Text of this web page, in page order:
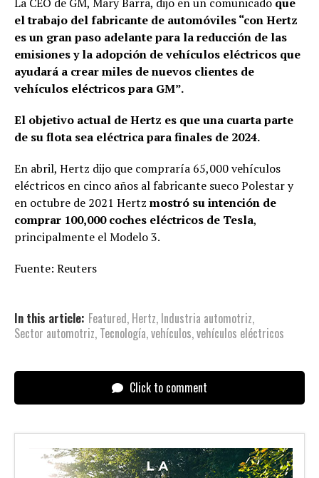
el trabajo del fabricante de automóviles “con Hertz
es un gran paso adelante para la reducción de las
emisiones y la adopción de vehículos eléctricos que
ayudará a crear miles de nuevos clientes de
vehículos eléctricos para GM”.
El objetivo actual de Hertz es que una cuarta parte
de su flota sea eléctrica para finales de 2024.
En abril, Hertz dijo que compraría 65,000 vehículos
eléctricos en cinco años al fabricante sueco Polestar y
en octubre de 2021 Hertz mostró su intención de
comprar 100,000 coches eléctricos de Tesla,
principalmente el Modelo 3.
Fuente: Reuters
In this article: Featured, Hertz, Industria automotriz,
Sector automotriz, Tecnología,vehículos,vehículos eléctricos
Click to comment